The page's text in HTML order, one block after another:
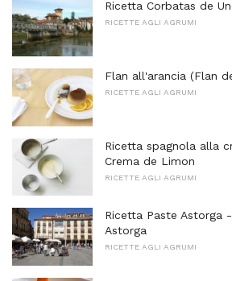
Ricetta Corbatas de
RICETTE AGLI AGRUMI
Flan all'arancia (Flan
RICETTE AGLI AGRUMI
Ricetta spagnola alla
Crema de Limon
RICETTE AGLI AGRUMI
Ricetta Paste Astorga
Astorga
RICETTE AGLI AGRUMI